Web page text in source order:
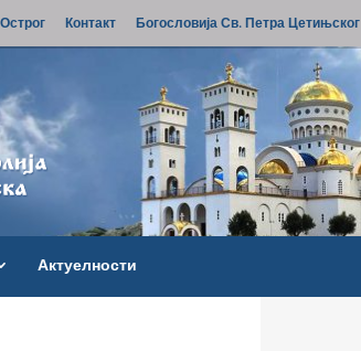
Контакт Богословија Св. Петра Цетињског
Актуелности